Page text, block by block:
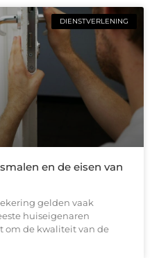
DIENSTVERLENING
en de eisen van
gelden vaak
huiseigenaren
om de kwaliteit van de